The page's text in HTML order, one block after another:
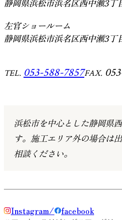
静岡県浜松市浜名区西中瀬3丁
左官ショールーム
静岡県浜松市浜名区西中瀬3丁
TEL. 053-588-7857FAX.
浜松市を中心とした静岡県
す。 施工エリア外の場合は
相談ください。
Instagram facebook